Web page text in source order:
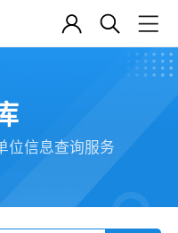
位信息查询服务